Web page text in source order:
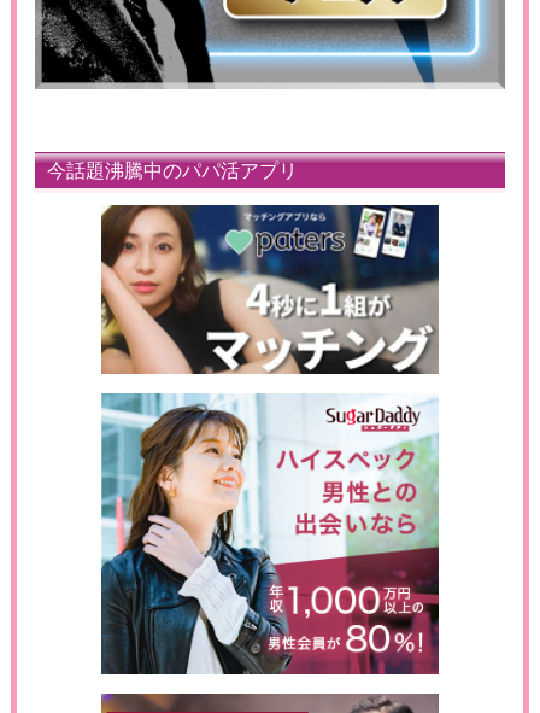
今話題沸騰中のパパ活アプリ